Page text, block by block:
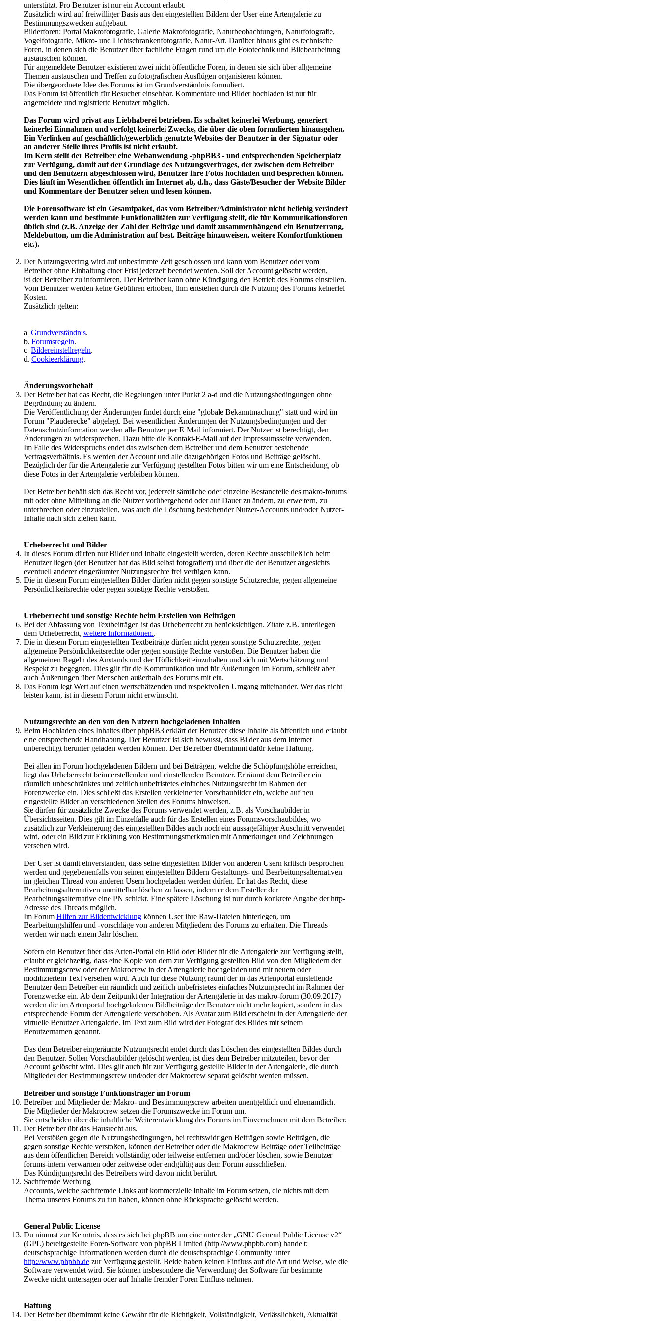
unterstützt. Pro Benutzer ist nur ein Account erlaubt.
Zusätzlich wird auf freiwilliger Basis aus den eingestellten Bildern der User eine Artengalerie zu
Bestimmungszwecken aufgebaut.
Bilderforen: Portal Makrofotografie, Galerie Makrofotografie, Naturbeobachtungen, Naturfotografie,
Vogelfotografie, Mikro- und Lichtschrankenfotografie, Natur-Art. Darüber hinaus gibt es technische
Foren, in denen sich die Benutzer über fachliche Fragen rund um die Fototechnik und Bildbearbeitung
austauschen können.
Für angemeldete Benutzer existieren zwei nicht öffentliche Foren, in denen sie sich über allgemeine
Themen austauschen und Treffen zu fotografischen Ausflügen organisieren können.
Die übergeordnete Idee des Forums ist im Grundverständnis formuliert.
Das Forum ist öffentlich für Besucher einsehbar. Kommentare und Bilder hochladen ist nur für
angemeldete und registrierte Benutzer möglich.
Das Forum wird privat aus Liebhaberei betrieben. Es schaltet keinerlei Werbung, generiert
keinerlei Einnahmen und verfolgt keinerlei Zwecke, die über die oben formulierten hinausgehen.
Ein Verlinken auf geschäftlich/gewerblich genutzte Websites der Benutzer in der Signatur oder
an anderer Stelle ihres Profils ist nicht erlaubt.
Im Kern stellt der Betreiber eine Webanwendung -phpBB3 - und entsprechenden Speicherplatz
zur Verfügung, damit auf der Grundlage des Nutzungsvertrages, der zwischen dem Betreiber
und den Benutzern abgeschlossen wird, Benutzer ihre Fotos hochladen und besprechen können.
Dies läuft im Wesentlichen öffentlich im Internet ab, d.h., dass Gäste/Besucher der Website Bilder
und Kommentare der Benutzer sehen und lesen können.
Die Forensoftware ist ein Gesamtpaket, das vom Betreiber/Administrator nicht beliebig verändert
werden kann und bestimmte Funktionalitäten zur Verfügung stellt, die für Kommunikationsforen
üblich sind (z.B. Anzeige der Zahl der Beiträge und damit zusammenhängend ein Benutzerrang,
Meldebutton, um die Administration auf best. Beiträge hinzuweisen, weitere Komfortfunktionen
etc.).
Der Nutzungsvertrag wird auf unbestimmte Zeit geschlossen und kann vom Benutzer oder vom
Betreiber ohne Einhaltung einer Frist jederzeit beendet werden. Soll der Account gelöscht werden,
ist der Betreiber zu informieren. Der Betreiber kann ohne Kündigung den Betrieb des Forums einstellen.
Vom Benutzer werden keine Gebühren erhoben, ihm entstehen durch die Nutzung des Forums keinerlei
Kosten.
Zusätzlich gelten:
a. Grundverständnis.
b. Forumsregeln.
c. Bildereinstellregeln.
d. Cookieerklärung.
Änderungsvorbehalt
Der Betreiber hat das Recht, die Regelungen unter Punkt 2 a-d und die Nutzungsbedingungen ohne
Begründung zu ändern.
Die Veröffentlichung der Änderungen findet durch eine "globale Bekanntmachung" statt und wird im
Forum "Plauderecke" abgelegt. Bei wesentlichen Änderungen der Nutzungsbedingungen und der
Datenschutzinformation werden alle Benutzer per E-Mail informiert. Der Nutzer ist berechtigt, den
Änderungen zu widersprechen. Dazu bitte die Kontakt-E-Mail auf der Impressumsseite verwenden.
Im Falle des Widerspruchs endet das zwischen dem Betreiber und dem Benutzer bestehende
Vertragsverhältnis. Es werden der Account und alle dazugehörigen Fotos und Beiträge gelöscht.
Bezüglich der für die Artengalerie zur Verfügung gestellten Fotos bitten wir um eine Entscheidung, ob
diese Fotos in der Artengalerie verbleiben können.
Der Betreiber behält sich das Recht vor, jederzeit sämtliche oder einzelne Bestandteile des makro-forums
mit oder ohne Mitteilung an die Nutzer vorübergehend oder auf Dauer zu ändern, zu erweitern, zu
unterbrechen oder einzustellen, was auch die Löschung bestehender Nutzer-Accounts und/oder Nutzer-
Inhalte nach sich ziehen kann.
Urheberrecht und Bilder
In dieses Forum dürfen nur Bilder und Inhalte eingestellt werden, deren Rechte ausschließlich beim
Benutzer liegen (der Benutzer hat das Bild selbst fotografiert) und über die der Benutzer angesichts
eventuell anderer eingeräumter Nutzungsrechte frei verfügen kann.
Die in diesem Forum eingestellten Bilder dürfen nicht gegen sonstige Schutzrechte, gegen allgemeine
Persönlichkeitsrechte oder gegen sonstige Rechte verstoßen.
Urheberrecht und sonstige Rechte beim Erstellen von Beiträgen
Bei der Abfassung von Textbeiträgen ist das Urheberrecht zu berücksichtigen. Zitate z.B. unterliegen
dem Urheberrecht, weitere Informationen..
Die in diesem Forum eingestellten Textbeiträge dürfen nicht gegen sonstige Schutzrechte, gegen
allgemeine Persönlichkeitsrechte oder gegen sonstige Rechte verstoßen. Die Benutzer haben die
allgemeinen Regeln des Anstands und der Höflichkeit einzuhalten und sich mit Wertschätzung und
Respekt zu begegnen. Dies gilt für die Kommunikation und für Äußerungen im Forum, schließt aber
auch Äußerungen über Menschen außerhalb des Forums mit ein.
Das Forum legt Wert auf einen wertschätzenden und respektvollen Umgang miteinander. Wer das nicht
leisten kann, ist in diesem Forum nicht erwünscht.
Nutzungsrechte an den von den Nutzern hochgeladenen Inhalten
Beim Hochladen eines Inhaltes über phpBB3 erklärt der Benutzer diese Inhalte als öffentlich und erlaubt
eine entsprechende Handhabung. Der Benutzer ist sich bewusst, dass Bilder aus dem Internet
unberechtigt herunter geladen werden können. Der Betreiber übernimmt dafür keine Haftung.
Bei allen im Forum hochgeladenen Bildern und bei Beiträgen, welche die Schöpfungshöhe erreichen,
liegt das Urheberrecht beim erstellenden und einstellenden Benutzer. Er räumt dem Betreiber ein
räumlich unbeschränktes und zeitlich unbefristetes einfaches Nutzungsrecht im Rahmen der
Forenzwecke ein. Dies schließt das Erstellen verkleinerter Vorschaubilder ein, welche auf neu
eingestellte Bilder an verschiedenen Stellen des Forums hinweisen.
Sie dürfen für zusätzliche Zwecke des Forums verwendet werden, z.B. als Vorschaubilder in
Übersichtsseiten. Dies gilt im Einzelfalle auch für das Erstellen eines Forumsvorschaubildes, wo
zusätzlich zur Verkleinerung des eingestellten Bildes auch noch ein aussagefähiger Auschnitt verwendet
wird, oder ein Bild zur Erklärung von Bestimmungsmerkmalen mit Anmerkungen und Zeichnungen
versehen wird.
Der User ist damit einverstanden, dass seine eingestellten Bilder von anderen Usern kritisch besprochen
werden und gegebenenfalls von seinen eingestellten Bildern Gestaltungs- und Bearbeitungsalternativen
im gleichen Thread von anderen Usern hochgeladen werden dürfen. Er hat das Recht, diese
Bearbeitungsalternativen unmittelbar löschen zu lassen, indem er dem Ersteller der
Bearbeitungsalternative eine PN schickt. Eine spätere Löschung ist nur durch konkrete Angabe der http-
Adresse des Threads möglich.
Im Forum Hilfen zur Bildentwicklung können User ihre Raw-Dateien hinterlegen, um
Bearbeitungshilfen und -vorschläge von anderen Mitgliedern des Forums zu erhalten. Die Threads
werden wir nach einem Jahr löschen.
Sofern ein Benutzer über das Arten-Portal ein Bild oder Bilder für die Artengalerie zur Verfügung stellt,
erlaubt er gleichzeitig, dass eine Kopie von dem zur Verfügung gestellten Bild von den Mitgliedern der
Bestimmungscrew oder der Makrocrew in der Artengalerie hochgeladen und mit neuem oder
modifiziertem Text versehen wird. Auch für diese Nutzung räumt der in das Artenportal einstellende
Benutzer dem Betreiber ein räumlich und zeitlich unbefristetes einfaches Nutzungsrecht im Rahmen der
Forenzwecke ein. Ab dem Zeitpunkt der Integration der Artengalerie in das makro-forum (30.09.2017)
werden die im Artenportal hochgeladenen Bildbeiträge der Benutzer nicht mehr kopiert, sondern in das
entsprechende Forum der Artengalerie verschoben. Als Avatar zum Bild erscheint in der Artengalerie der
virtuelle Benutzer Artengalerie. Im Text zum Bild wird der Fotograf des Bildes mit seinem
Benutzernamen genannt.
Das dem Betreiber eingeräumte Nutzungsrecht endet durch das Löschen des eingestellten Bildes durch
den Benutzer. Sollen Vorschaubilder gelöscht werden, ist dies dem Betreiber mitzuteilen, bevor der
Account gelöscht wird. Dies gilt auch für zur Verfügung gestellte Bilder in der Artengalerie, die durch
Mitglieder der Bestimmungscrew und/oder der Makrocrew separat gelöscht werden müssen.
Betreiber und sonstige Funktionsträger im Forum
Betreiber und Mitglieder der Makro- und Bestimmungscrew arbeiten unentgeltlich und ehrenamtlich.
Die Mitglieder der Makrocrew setzen die Forumszwecke im Forum um.
Sie entscheiden über die inhaltliche Weiterentwicklung des Forums im Einvernehmen mit dem Betreiber.
Der Betreiber übt das Hausrecht aus.
Bei Verstößen gegen die Nutzungsbedingungen, bei rechtswidrigen Beiträgen sowie Beiträgen, die
gegen sonstige Rechte verstoßen, können der Betreiber oder die Makrocrew Beiträge oder Teilbeiträge
aus dem öffentlichen Bereich vollständig oder teilweise entfernen und/oder löschen, sowie Benutzer
forums-intern verwarnen oder zeitweise oder endgültig aus dem Forum ausschließen.
Das Kündigungsrecht des Betreibers wird davon nicht berührt.
Sachfremde Werbung
Accounts, welche sachfremde Links auf kommerzielle Inhalte im Forum setzen, die nichts mit dem
Thema unseres Forums zu tun haben, können ohne Rücksprache gelöscht werden.
General Public License
Du nimmst zur Kenntnis, dass es sich bei phpBB um eine unter der „GNU General Public License v2“
(GPL) bereitgestellte Foren-Software von phpBB Limited (http://www.phpbb.com) handelt;
deutschsprachige Informationen werden durch die deutschsprachige Community unter
http://www.phpbb.de zur Verfügung gestellt. Beide haben keinen Einfluss auf die Art und Weise, wie die
Software verwendet wird. Sie können insbesondere die Verwendung der Software für bestimmte
Zwecke nicht untersagen oder auf Inhalte fremder Foren Einfluss nehmen.
Haftung
Der Betreiber übernimmt keine Gewähr für die Richtigkeit, Vollständigkeit, Verlässlichkeit, Aktualität